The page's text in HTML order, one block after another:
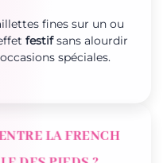
fines sur un ou
festifsans alourdir
spéciales.
LA FRENCH